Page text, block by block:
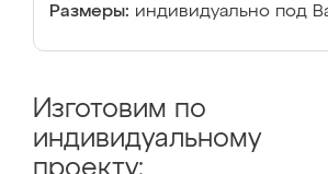
Размеры: индивидуально под
Изготовим по
индивидуальному
проекту: